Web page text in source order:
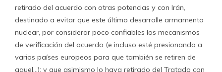
retirado del acuerdo con otras potencias y con Irán,
destinado a evitar que este último desarrolle armamento
nuclear, por considerar poco confiables los mecanismos
de verificación del acuerdo (e incluso esté presionando a
varios países europeos para que también se retiren de
aquel…); y que asimismo lo haya retirado del Tratado con